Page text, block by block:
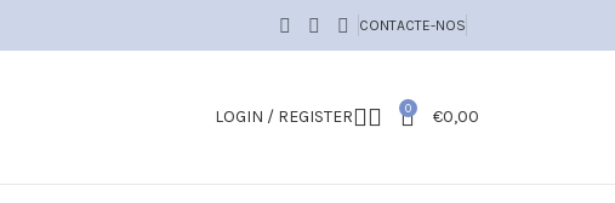
CONTACTE-NOS
LOGIN / REGISTER 0 €0,00